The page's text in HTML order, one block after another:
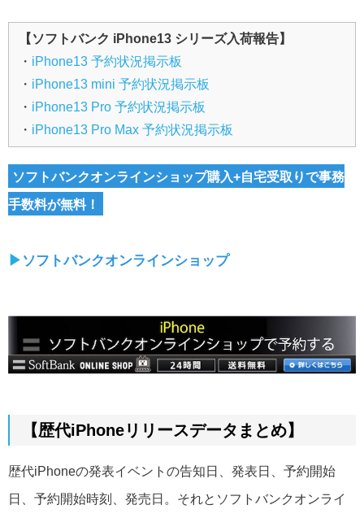
【ソフトバンク iPhone13 シリーズ入荷報告】
・ iPhone13 予約状況掲示板
・ iPhone13 mini 予約状況掲示板
・ iPhone13 Pro 予約状況掲示板
・ iPhone13 Pro Max 予約状況掲示板
ソフトバンクオンラインショップ購入+自宅受取りで事務
手数料が無料！
▶︎ ソフトバンクオンラインショップ
【歴代iPhoneリリースデータまとめ】
歴代iPhoneの発表イベントの告知日、発表日、予約開始
日、予約開始時刻、発売日。それとソフトバンクオンライ